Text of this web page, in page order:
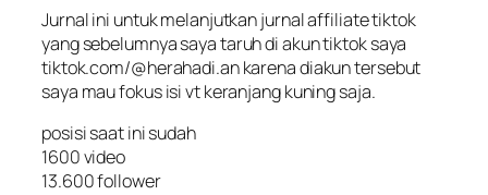
Jurnal ini untuk melanjutkan jurnal affiliate tiktok
yang sebelumnya saya taruh di akun tiktok saya
tiktok.com/@herahadi.an karena diakun tersebut
saya mau fokus isi vt keranjang kuning saja.
posisi saat ini sudah
1600 video
13.600 follower